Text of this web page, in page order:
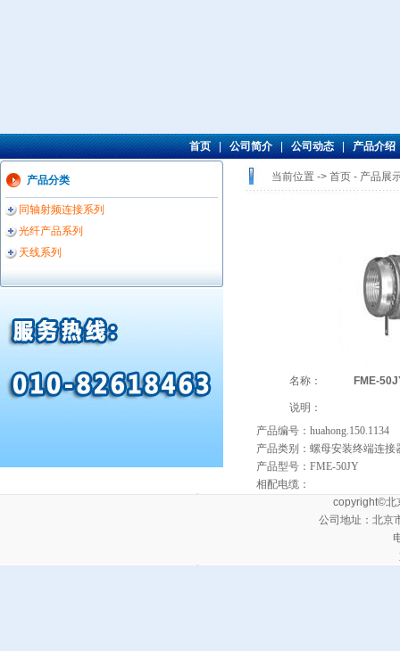
首页|公司简介|公司动态|产品介绍
产品分类
同轴射频连接系列
光纤产品系列
天线系列
当前位置 -> 首页 - 产品展
名称： FME-
说明：
产品编号：huahong.150.1134
产品类别：螺母安装终端连接
产品型号：FME-50JY
相配电缆：
copyright©北
公司地址：北京